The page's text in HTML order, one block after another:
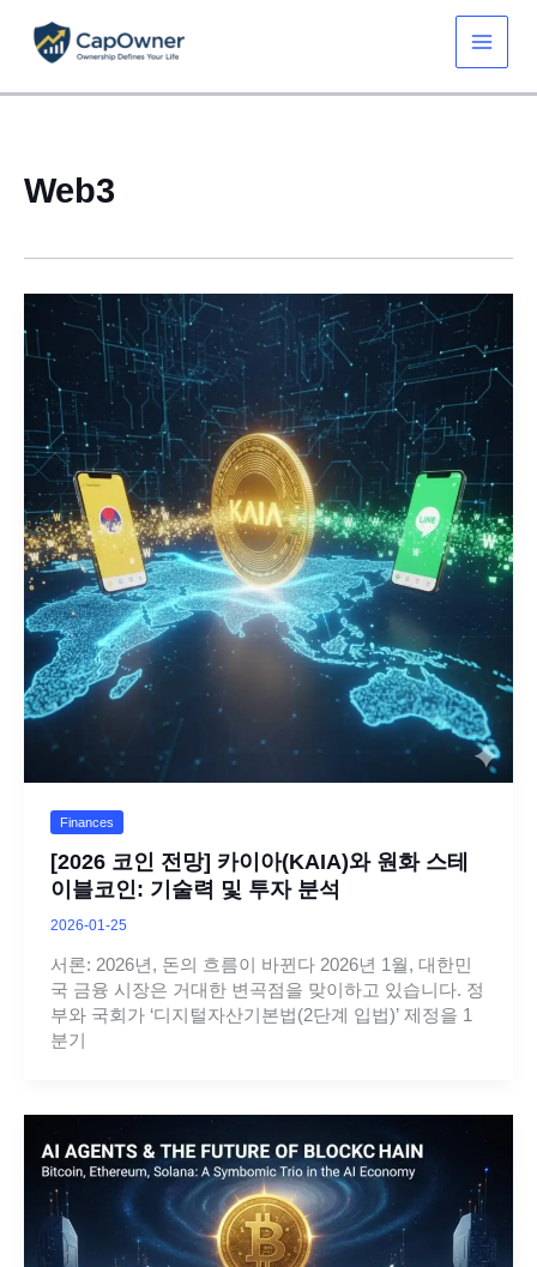
Web3
Finances
[2026 코인 전망] 카이아(KAIA)와 원화 스테
이블코인: 기술력 및 투자 분석
2026-01-25
서론: 2026년, 돈의 흐름이 바뀐다 2026년 1월, 대한민
국 금융 시장은 거대한 변곡점을 맞이하고 있습니다. 정
부와 국회가 ‘디지털자산기본법(2단계 입법)’ 제정을 1
분기